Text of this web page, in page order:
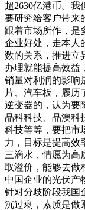
超2630亿港币。我
要研究给客户带来
跟着市场所作，是
企业好处，走本人
数的关系，推进立
办理就能提高效益
销量对利润的影响
片、汽车板，履历
逆变器的，认为要
晶科科技、晶澳科
科技等等，要把市
力，目标是提高效
三滴水，情愿为高
取溢价，能够去做
中国企业的光伏产
针对分歧阶段我国
沉过剩，素质是做